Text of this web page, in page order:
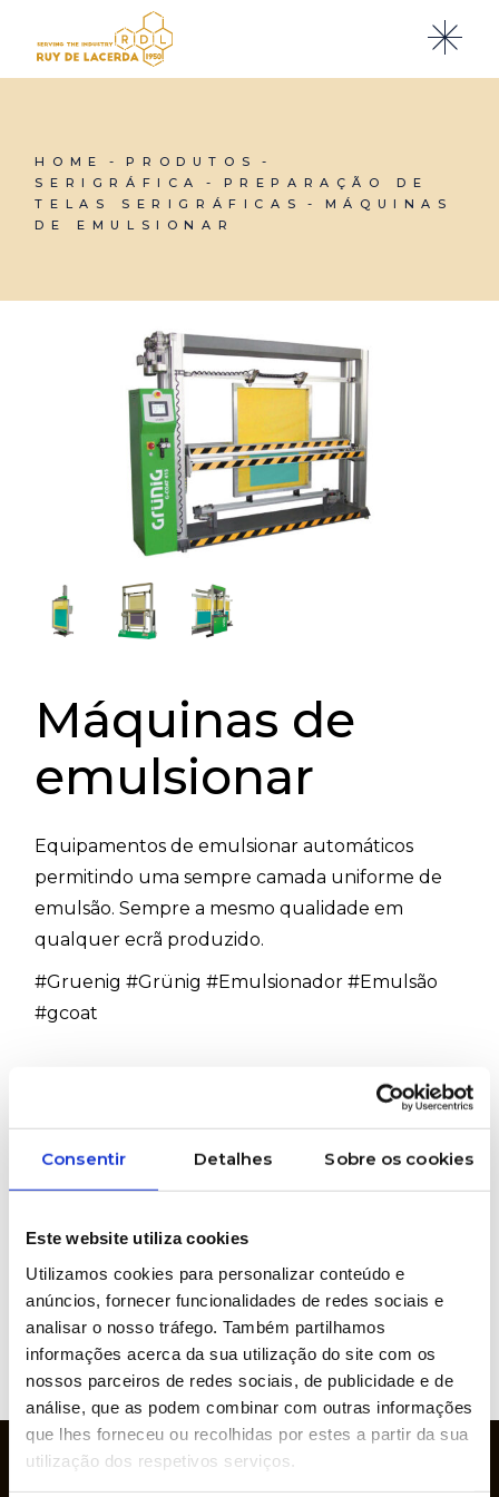
Consentir Detalhes Sobre os cookies
Este website utiliza cookies
Utilizamos cookies para personalizar conteúdo e
anúncios, fornecer funcionalidades de redes sociais e
analisar o nosso tráfego. Também partilhamos
informações acerca da sua utilização do site com os
nossos parceiros de redes sociais, de publicidade e de
análise, que as podem combinar com outras informações
que lhes forneceu ou recolhidas por estes a partir da sua
utilização dos respetivos serviços.
content
HOME
PRODUTOS
SERIGRÁFICA
PREPARAÇÃO DE
TELAS SERIGRÁFICAS
MÁQUINAS
DE EMULSIONAR
Máquinas de
emulsionar
Equipamentos de emulsionar automáticos
permitindo uma sempre camada uniforme de
emulsão. Sempre a mesmo qualidade em
qualquer ecrã produzido.
#Gruenig #Grünig #Emulsionador #Emulsão
#gcoat
Marcas representadas
VER
WEBSITE